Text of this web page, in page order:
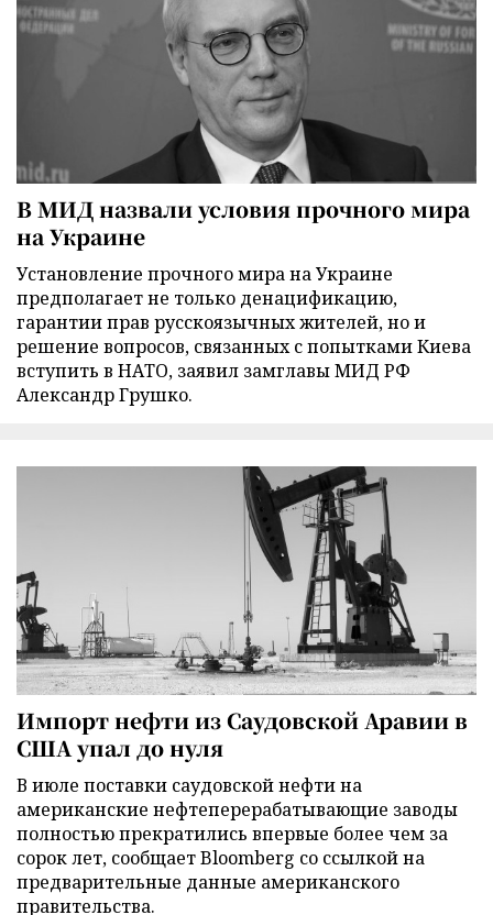
В МИД назвали условия прочного мира
на Украине
Установление прочного мира на Украине
предполагает не только денацификацию,
гарантии прав русскоязычных жителей, но и
решение вопросов, связанных с попытками Киева
вступить в НАТО, заявил замглавы МИД РФ
Александр Грушко.
Импорт нефти из Саудовской Аравии в
США упал до нуля
В июле поставки саудовской нефти на
американские нефтеперерабатывающие заводы
полностью прекратились впервые более чем за
сорок лет, сообщает Bloomberg со ссылкой на
предварительные данные американского
правительства.